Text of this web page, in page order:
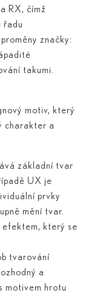
RX, čímž
řadu
značky:
takumi.
motiv, který
charakter a
základní tvar
UX je
prvky
mění tvar.
efektem, který se
tvarování
a
motivem hrotu